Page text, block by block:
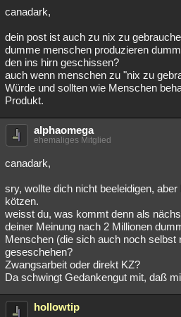
canadark,
dein post ist auch zu nix zu
dumme menschen produzieren
den ins hirn geschissen?
auch wenn menschen zu "nix zu
Würde und sollten wie Menschen
Produkt.
alphaomega
ehemaliges Mitglied
canadark,
sry, wollte dich nicht beeleidigen,
kötzen.
weisst du, was kommt denn als
deiner Meinung nach 2 Millionen
Menschen (die sich auch noch selbst
geseschehen?
Zwangsarbeit oder direkt KZ?
Da schwingt Gedankengut mit, daß
hollowtip